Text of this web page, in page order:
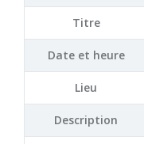
Titre
Date et heure
Lieu
Description